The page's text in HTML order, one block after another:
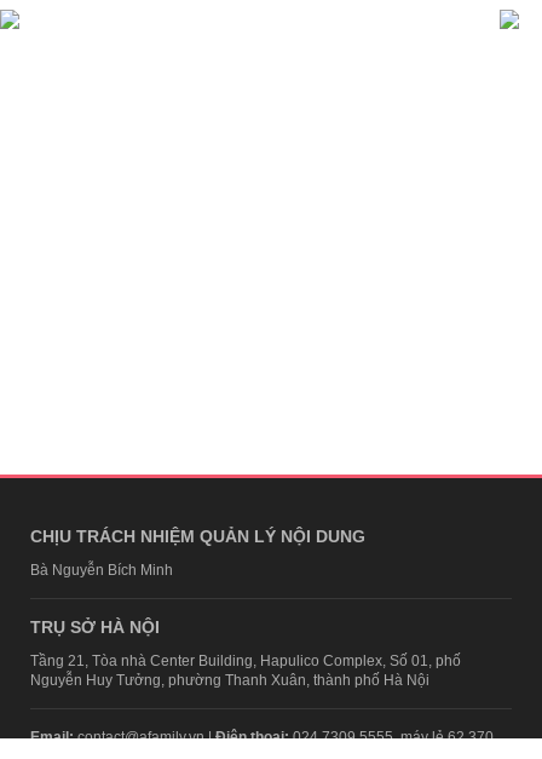
CHỊU TRÁCH NHIỆM QUẢN LÝ NỘI DUNG
Bà Nguyễn Bích Minh
TRỤ SỞ HÀ NỘI
Tầng 21, Tòa nhà Center Building, Hapulico Complex, Số 01, phố
Nguyễn Huy Tưởng, phường Thanh Xuân, thành phố Hà Nội
Email:contact@afamily.vn |Điện thoại:024 7309 5555, máy lẻ 62.370